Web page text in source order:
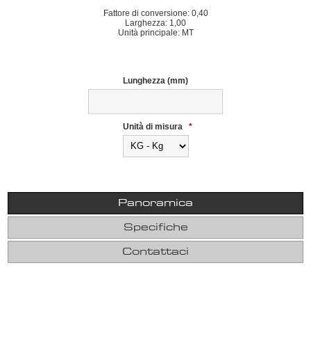
Fattore di conversione: 0,40
Larghezza: 1,00
Unità principale: MT
Lunghezza (mm)
Unità di misura *
Panoramica
Specifiche
Contattaci